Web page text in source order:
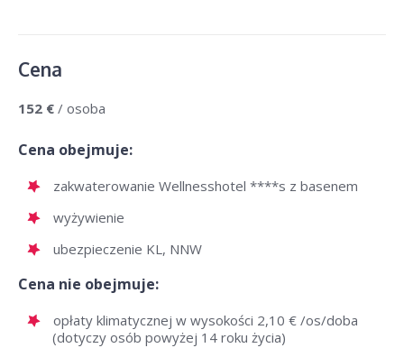
Cena
152 € / osoba
Cena obejmuje:
zakwaterowanie Wellnesshotel ****s z basenem
wyżywienie
ubezpieczenie KL, NNW
Cena nie obejmuje:
opłaty klimatycznej w wysokości 2,10 € /os/doba
(dotyczy osób powyżej 14 roku życia)